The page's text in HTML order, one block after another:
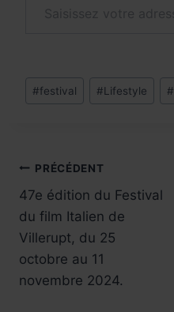
Étiquettes
de
#festival #Lifestyle #
Navigation
de
l’article
PRÉCÉDENT
47e édition du Festival
du film Italien de
Villerupt, du 25
octobre au 11
novembre 2024.